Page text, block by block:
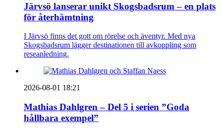
Järvsö lanserar unikt Skogsbadsrum – en plats
för återhämtning
I Järvsö finns det gott om rörelse och äventyr. Med nya
Skogsbadsrum lägger destinationen till avkoppling som
reseanledning.
2026-08-01 18:21
Mathias Dahlgren – Del 5 i serien ”Goda
hållbara exempel”